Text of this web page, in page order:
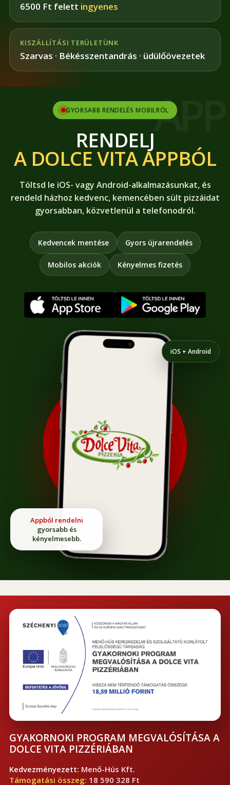
6500 Ft felett ingyenes
KISZÁLLÍTÁSI TERÜLETÜNK
Szarvas · Békésszentandrás · üdülőövezetek
GYORSABB RENDELÉS MOBILRÓL
RENDELJ
A DOLCE VITA APPBÓL
Töltsd le iOS- vagy Android-alkalmazásunkat, és
rendeld házhoz kedvenc, kemencében sült pizzáidat
gyorsabban, közvetlenül a telefonodról.
Kedvencek mentése Gyors újrarendelés
Mobilos akciók Kényelmes fizetés
iOS + Android
Appból rendelni
gyorsabb és
kényelmesebb.
GYAKORNOKI PROGRAM MEGVALÓSÍTÁSA A
DOLCE VITA PIZZÉRIÁBAN
Kedvezményezett: Menő-Hús Kft.
Támogatási összeg: 18 590 328 Ft